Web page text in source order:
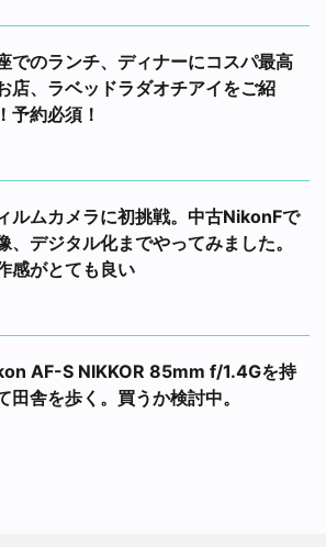
でのランチ、ディナーにコスパ最高
店、ラベッドラダオチアイをご紹
予約必須！
ルムカメラに初挑戦。中古NikonFで
、デジタル化までやってみました。
感がとても良い
AF-S NIKKOR 85mm f/1.4Gを持
田舎を歩く。買うか検討中。